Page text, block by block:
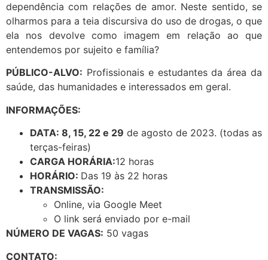
dependência com relações de amor. Neste sentido, se
olharmos para a teia discursiva do uso de drogas, o que
ela nos devolve como imagem em relação ao que
entendemos por sujeito e família?
PÚBLICO-ALVO: Profissionais e estudantes da área da
saúde, das humanidades e interessados em geral.
INFORMAÇÕES:
DATA: 8, 15, 22 e 29 de agosto de 2023. (todas as
terças-feiras)
CARGA HORÁRIA:12 horas
HORÁRIO: Das 19 às 22 horas
TRANSMISSÃO:
Online, via Google Meet
O link será enviado por e-mail
NÚMERO DE VAGAS: 50 vagas
CONTATO: